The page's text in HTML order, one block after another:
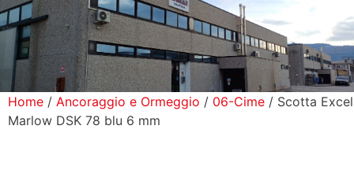
Prodotti
Home / Ancoraggio e Ormeggio / 06-Cime / Scotta Excel
Marlow DSK 78 blu 6 mm